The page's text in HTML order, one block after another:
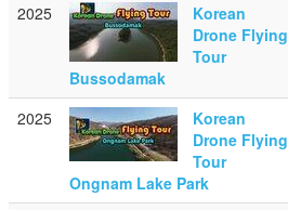
2025
Korean
Drone Flying
Tour
Bussodamak
2025
Korean
Drone Flying
Tour
Ongnam Lake Park